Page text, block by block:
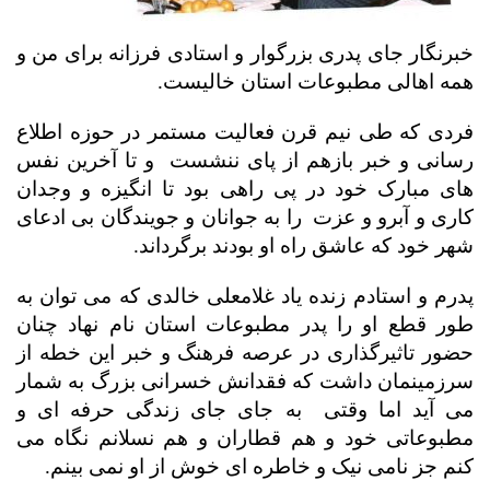
خبرنگار جای پدری بزرگوار و استادی فرزانه برای من و
همه اهالی مطبوعات استان خالیست.
فردی که طی نیم قرن فعالیت مستمر در حوزه اطلاع
رسانی و خبر بازهم از پای ننشست
و تا آخرین نفس
های مبارک خود در پی راهی بود تا انگیزه و وجدان
کاری و آبرو و عزت را به جوانان و جویندگان بی ادعای
شهر خود که عاشق راه او بودند برگرداند.
پدرم و استادم زنده یاد غلامعلی خالدی که می توان به
طور قطع او را پدر مطبوعات استان نام نهاد چنان
حضور تاثیرگذاری در عرصه فرهنگ و خبر این خطه از
سرزمینمان داشت که فقدانش خسرانی بزرگ به شمار
می آید اما وقتی
به جای جای زندگی حرفه ای و
مطبوعاتی خود و هم قطاران و هم نسلانم نگاه می
کنم جز نامی نیک و خاطره ای خوش از او نمی بینم.